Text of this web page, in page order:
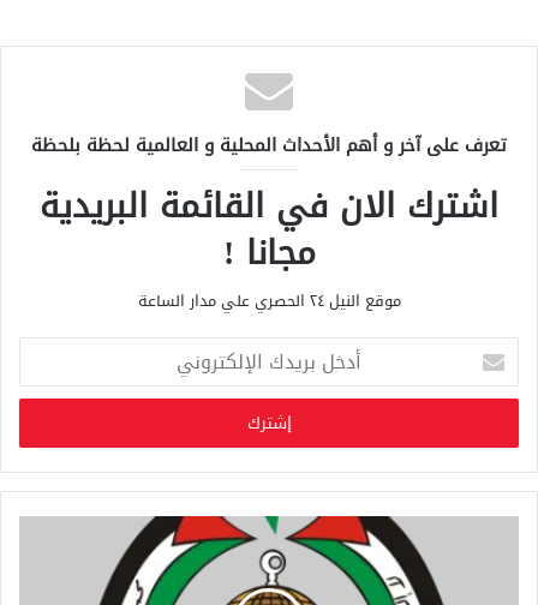
تعرف على آخر و أهم الأحداث المحلية و العالمية لحظة بلحظة
اشترك الان في القائمة البريدية
مجانا !
موقع النيل ٢٤ الحصري علي مدار الساعة
خ
ب
ر
ي
د